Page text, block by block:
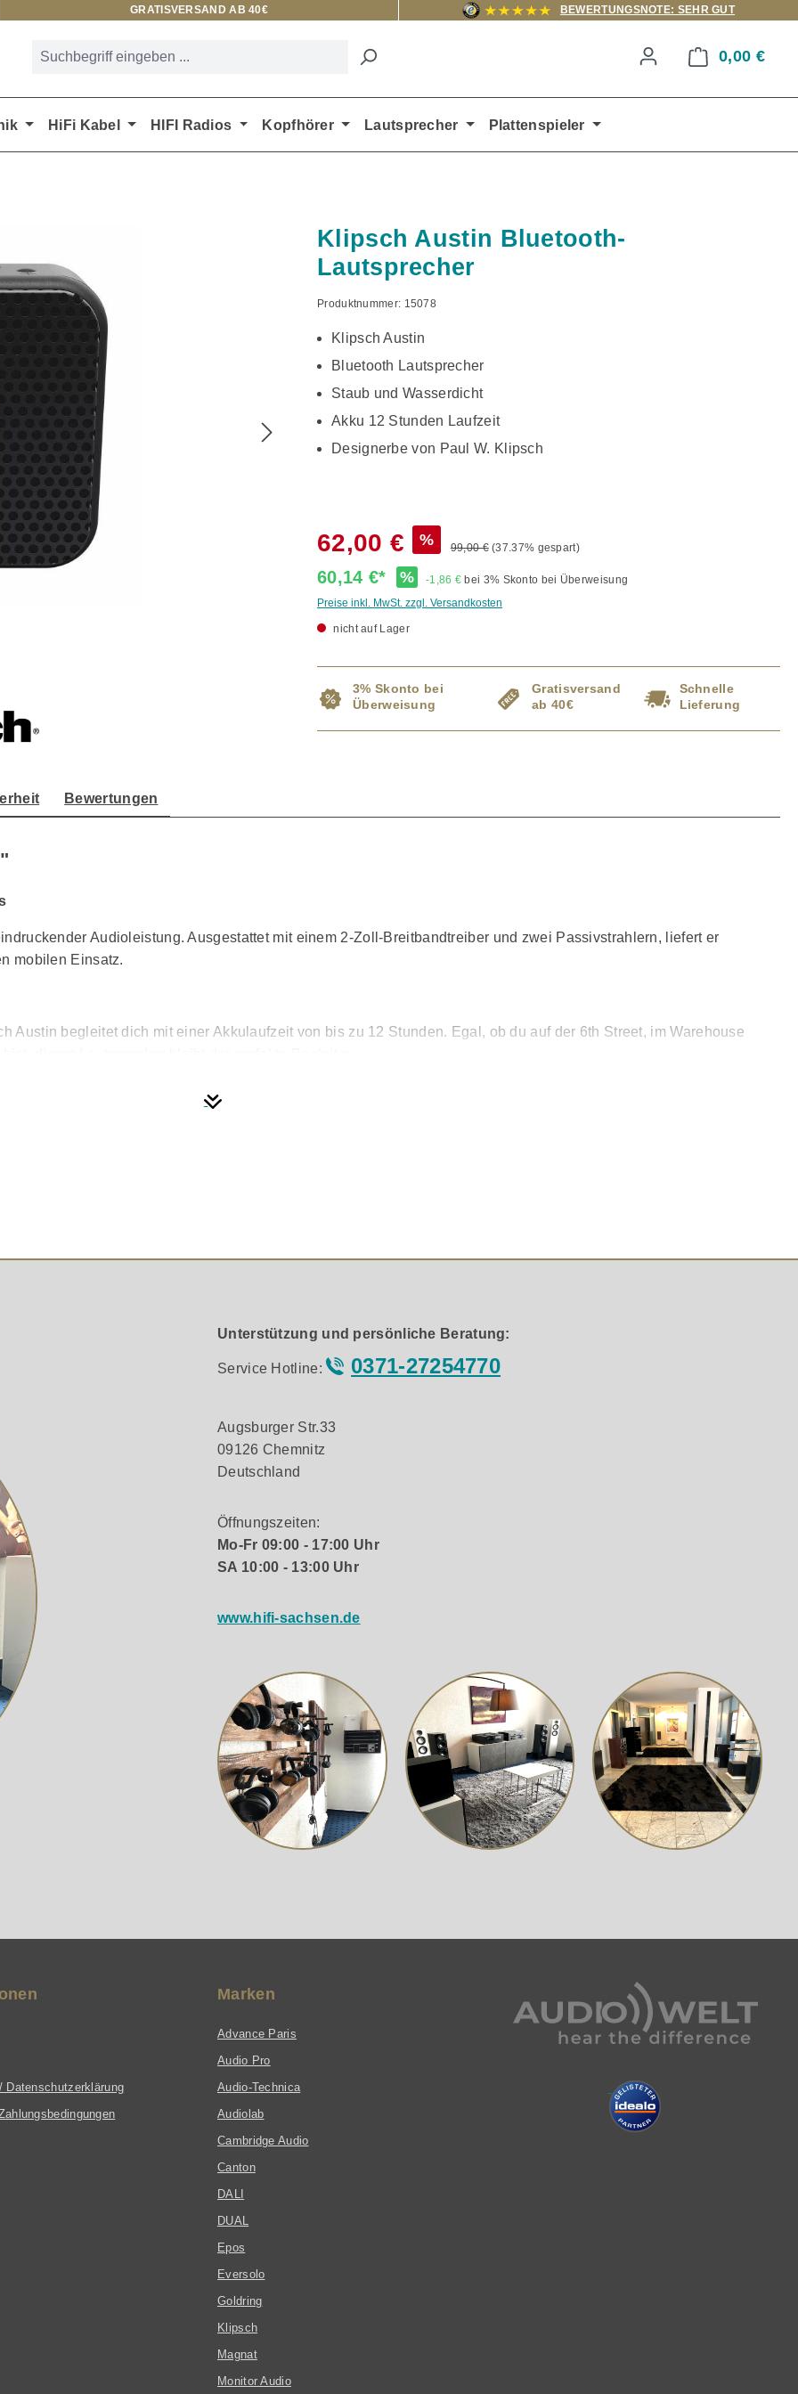
GRATISVERSAND AB 40€ BEWERTUNGSNOTE: SEHR GUT
0,00 €
HiFi Kabel HIFI Radios Kopfhörer Lautsprecher Plattenspieler
Klipsch Austin Bluetooth-
Lautsprecher
Produktnummer: 15078
Klipsch Austin
Bluetooth Lautsprecher
Staub und Wasserdicht
Akku 12 Stunden Laufzeit
Designerbe von Paul W. Klipsch
62,00 € % 99,00 € (37.37% gespart)
60,14 €* % -1,86 € bei 3% Skonto bei Überweisung
Preise inkl. MwSt. zzgl. Versandkosten
nicht auf Lager
3% Skonto bei
Überweisung
Gratisversand
ab 40€
Schnelle
Lieferung
Bewertungen
Audioleistung. Ausgestattet mit einem 2-Zoll-Breitbandtreiber und zwei Passivstrahlern, liefert er
mobilen Einsatz.
Austin begleitet dich mit einer Akkulaufzeit von bis zu 12 Stunden. Egal, ob du auf der 6th Street, im Warehouse
es, die Musik auf bis zu 10 Klipsch Lautsprecher gleichzeitig zu übertragen. Einfach in den Broadcast-Pairing-
von Anrufen. So bleibst du auch unterwegs immer erreichbar, ohne deine Musikunterhaltung komplett zu
Sound
anpassen, Firmware-Updates herunterladen und Kundensupport direkt kontaktieren. Eine kostenlose Erweiterung
Unterstützung und persönliche Beratung:
Service Hotline: 0371-27254770
Augsburger Str.33
09126 Chemnitz
Deutschland
Öffnungszeiten:
Mo-Fr 09:00 - 17:00 Uhr
SA 10:00 - 13:00 Uhr
www.hifi-sachsen.de
Datenschutzerklärung
Marken
Advance Paris
Audio Pro
Audio-Technica
Audiolab
Cambridge Audio
Canton
DALI
DUAL
Epos
Eversolo
Goldring
Klipsch
Magnat
Monitor Audio